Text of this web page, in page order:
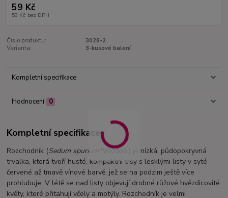
59 Kč
53 Kč bez DPH
Číslo produktu:
3028-2
Varianta:
3-kusové balení
Kompletní specifikace
Hodnocení 0
Kompletní specifikace
Rozchodník (Sedum spurium
'Voodoo') je nízká, půdopokryvná
trvalka, která tvoří husté, kompaktní trsy s lesklými listy v syté
červené až tmavě vínové barvě, jež se na podzim ještě více
prohlubuje. V létě se nad listy objevují drobné růžové hvězdicovité
květy, které přitahují včely a motýly. Rozchodník je velmi